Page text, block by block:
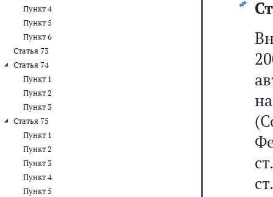
Пункт 4
Пункт 5
Пункт 6
Статья 73
Статья 74
Пункт 1
Пункт 2
Пункт 3
Статья 75
Пункт 1
Пункт 2
Пункт 3
Пункт 4
Пункт 5